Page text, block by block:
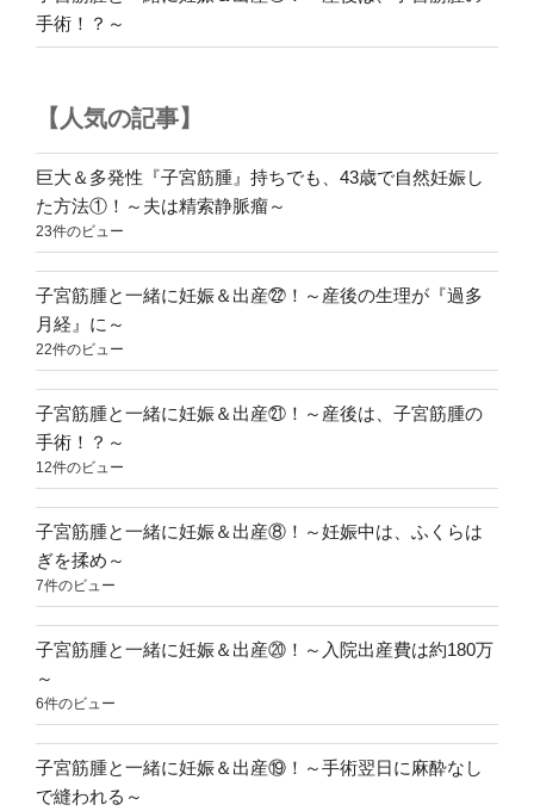
せ、
～”
手術！？～
【人気の記事】
巨大＆多発性『子宮筋腫』持ちでも、43歳で自然妊娠し
た方法①！～夫は精索静脈瘤～
23件のビュー
子宮筋腫と一緒に妊娠＆出産㉒！～産後の生理が『過多
月経』に～
22件のビュー
子宮筋腫と一緒に妊娠＆出産㉑！～産後は、子宮筋腫の
手術！？～
12件のビュー
子宮筋腫と一緒に妊娠＆出産⑧！～妊娠中は、ふくらは
ぎを揉め～
7件のビュー
子宮筋腫と一緒に妊娠＆出産⑳！～入院出産費は約180万
～
6件のビュー
子宮筋腫と一緒に妊娠＆出産⑲！～手術翌日に麻酔なし
で縫われる～